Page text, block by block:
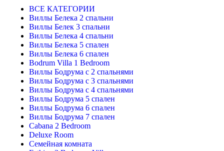
ВСЕ КАТЕГОРИИ
Виллы Белека 2 спальни
Виллы Белек 3 спальни
Виллы Белека 4 спальни
Виллы Белека 5 спален
Виллы Белека 6 спален
Bodrum Villa 1 Bedroom
Виллы Бодрума с 2 спальнями
Виллы Бодрума с 3 спальнями
Виллы Бодрума с 4 спальнями
Виллы Бодрума 5 спален
Виллы Бодрума 6 спален
Виллы Бодрума 7 спален
Cabana 2 Bedroom
Deluxe Room
Семейная комната